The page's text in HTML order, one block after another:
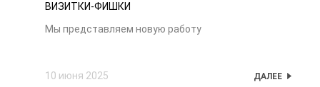
ВИЗИТКИ-ФИШКИ
Мы представляем новую работу
10 июня 2025 ДАЛЕЕ